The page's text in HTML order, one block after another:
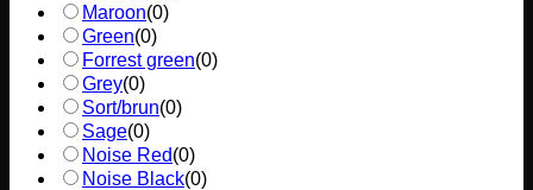
Maroon(0)
Green(0)
Forrest green(0)
Grey(0)
Sort/brun(0)
Sage(0)
Noise Red(0)
Noise Black(0)